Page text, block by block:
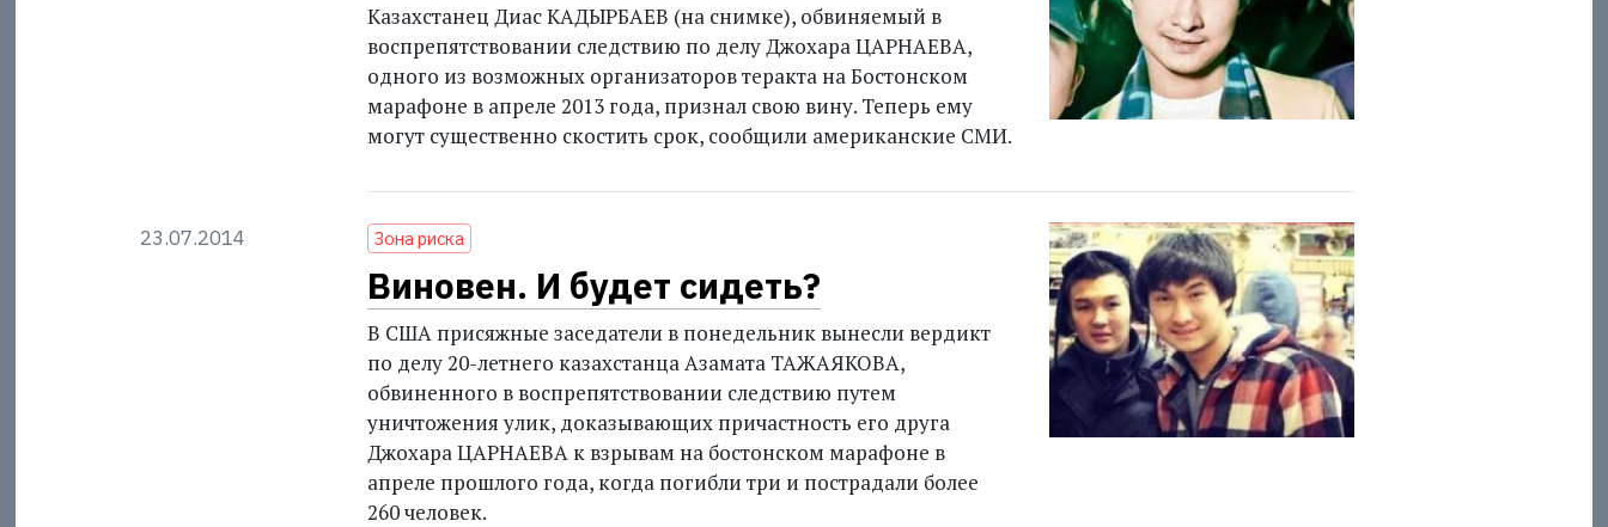
Казахстанец Диас КАДЫРБАЕВ (на снимке), обвиняемый в
воспрепятствовании следствию по делу Джохара ЦАРНАЕВА,
одного из возможных организаторов теракта на Бостонском
марафоне в апреле 2013 года, признал свою вину. Теперь ему
могут существенно скостить срок, сообщили американские СМИ.
23.07.2014 Зона риска
Виновен. И будет сидеть?
В США присяжные заседатели в понедельник вынесли вердикт
по делу 20-летнего казахстанца Азамата ТАЖАЯКОВА,
обвиненного в воспрепятствовании следствию путем
уничтожения улик, доказывающих причастность его друга
Джохара ЦАРНАЕВА к взрывам на бостонском марафоне в
апреле прошлого года, когда погибли три и пострадали более
260 человек.